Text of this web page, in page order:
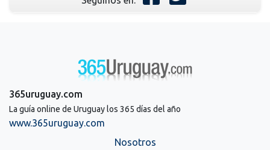
365uruguay.com
La guía online de Uruguay los 365 días del año
www.365uruguay.com
Nosotros